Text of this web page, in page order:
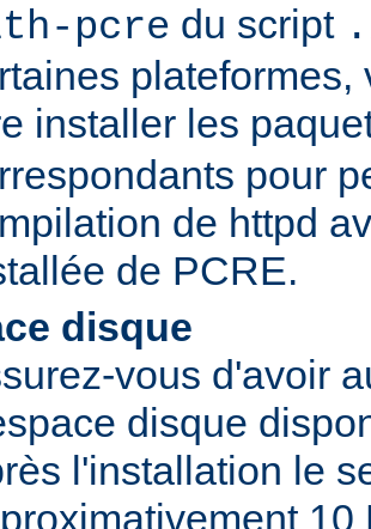
pcre du script
plateformes,
installer les
pour
de httpd
de PCRE.
disque
vous d'avoir
disque
l'installation le